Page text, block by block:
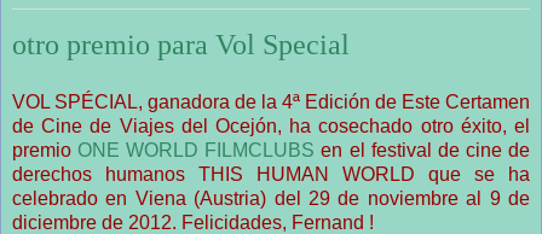
otro premio para Vol Special
VOL SPÉCIAL, ganadora de la 4ª Edición de Este Certamen
de Cine de Viajes del Ocejón, ha cosechado otro éxito, el
premio ONE WORLD FILMCLUBS en el festival de cine de
derechos humanos THIS HUMAN WORLD que se ha
celebrado en Viena (Austria) del 29 de noviembre al 9 de
diciembre de 2012. Felicidades, Fernand !